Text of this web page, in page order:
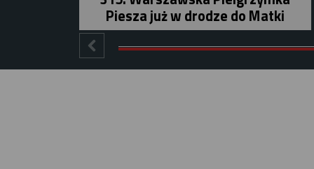
Piesza już w drodze do Matki